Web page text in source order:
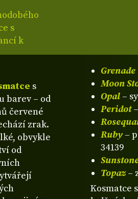
s
k
s
barev – od
červené
zrak.
obvykle
od
Grenade
Moon
Opal –
Peridot
Ruby –
34139
Topaz–
Kosmatce